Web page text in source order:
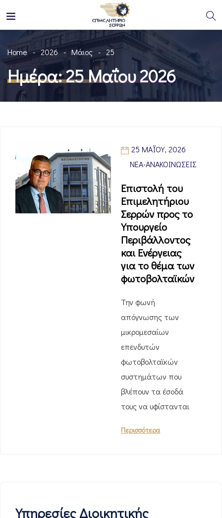
Home 2026 Μάιος 25
Ημέρα:25 Μαΐου 2026
25 ΜΑΪ́ΟΥ, 2026
ΝΈΑ-ΑΝΑΚΟΙΝΏΣΕΙΣ
Επιστολή του
Επιμελητήριου
Σερρών προς το
Υπουργείο
Περιβάλλοντος
και Ενέργειας
για το θέμα των
φωτοβολταϊκών
Την φωνή
απόγνωσης των
μικρομεσαίων
επενδυτών
φωτοβολταϊκών
συστημάτων που
βλέπουν τα έσοδά
τους να υφίστανται
Περισσότερα
Υπηρεσίες Διοικητικής